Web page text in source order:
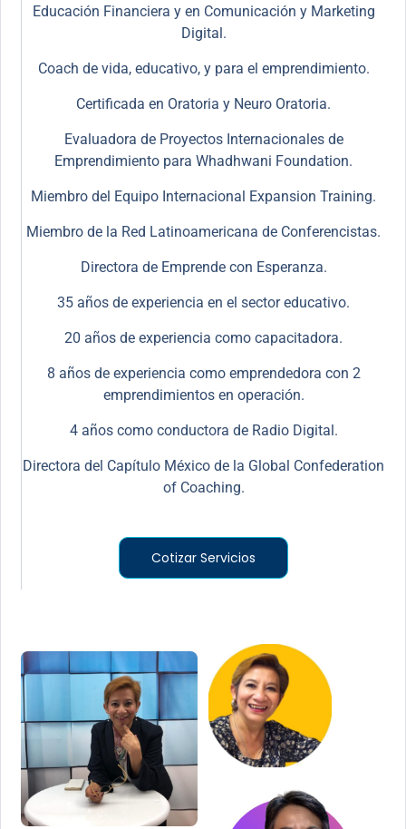
Educación Financiera y en Comunicación y Marketing
Digital.
Coach de vida, educativo, y para el emprendimiento.
Certificada en Oratoria y Neuro Oratoria.
Evaluadora de Proyectos Internacionales de
Emprendimiento para Whadhwani Foundation.
Miembro del Equipo Internacional Expansion Training.
Miembro de la Red Latinoamericana de Conferencistas.
Directora de Emprende con Esperanza.
35 años de experiencia en el sector educativo.
20 años de experiencia como capacitadora.
8 años de experiencia como emprendedora con 2
emprendimientos en operación.
4 años como conductora de Radio Digital.
Directora del Capítulo México de la Global Confederation
of Coaching.
Cotizar Servicios